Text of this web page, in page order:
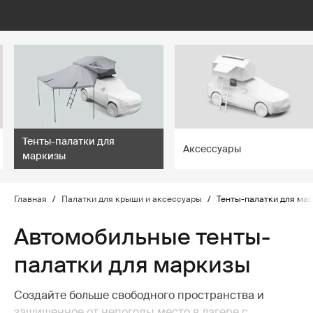
Тенты-палатки для
маркизы
Аксессуары
Главная / Палатки для крыши и аксессуары / Тенты-палатки для
Автомобильные тенты-
палатки для маркизы
Создайте больше свободного пространства и